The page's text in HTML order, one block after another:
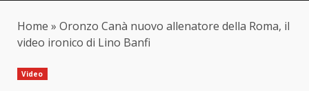
Home » Oronzo Canà nuovo allenatore della Roma, il
video ironico di Lino Banfi
Video